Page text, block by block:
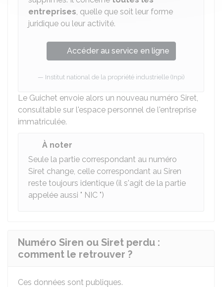
entreprises, quelle que soit leur forme
juridique ou leur activité.
Accéder au service en ligne
Institut national de la propriété industrielle (Inpi)
Le Guichet envoie alors un nouveau numéro Siret,
consultable sur l'espace personnel de l'entreprise
immatriculée.
À noter
Seule la partie correspondant au numéro
Siret change, celle correspondant au Siren
reste toujours identique (il s'agit de la partie
appelée aussi " NIC ")
Numéro Siren ou Siret perdu :
comment le retrouver ?
Ces données sont publiques.